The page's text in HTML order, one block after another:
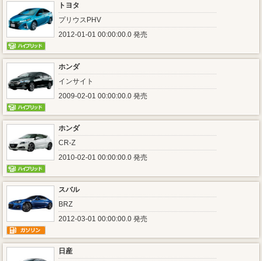
トヨタ
プリウスPHV
2012-01-01 00:00:00.0 発売
ホンダ
インサイト
2009-02-01 00:00:00.0 発売
ホンダ
CR-Z
2010-02-01 00:00:00.0 発売
スバル
BRZ
2012-03-01 00:00:00.0 発売
日産